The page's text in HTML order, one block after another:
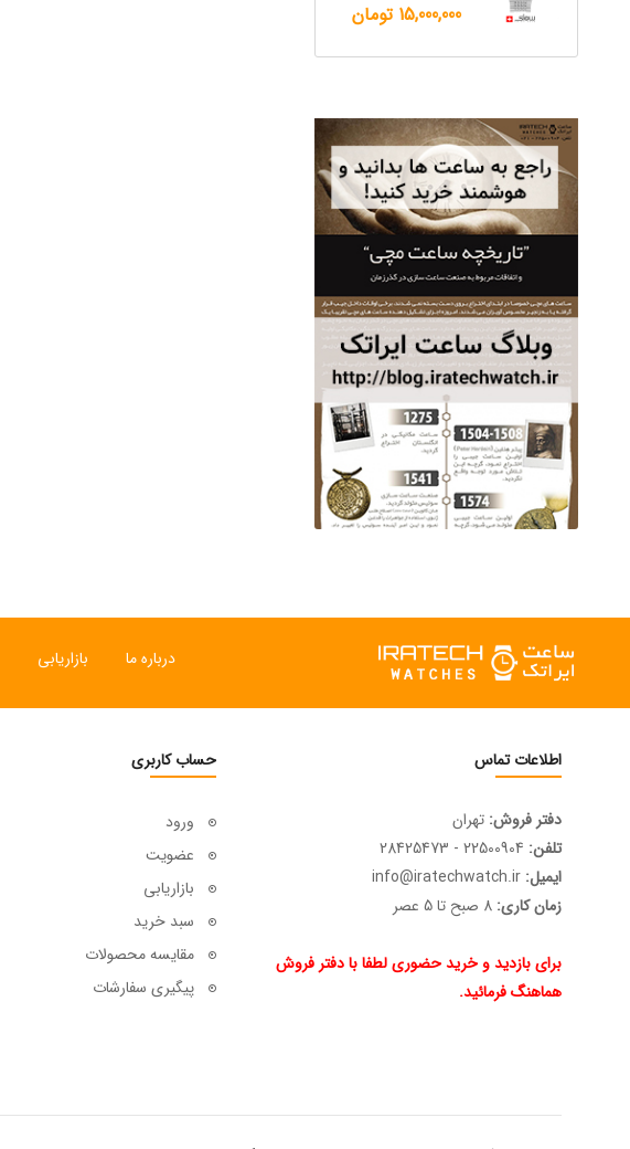
15,000,000 تومان
درباره ما بازاریابی
اطلاعات تماس
دفتر فروش: تهران
تلفن: 22500904 - 28425473
ایمیل: info@iratechwatch.ir
زمان کاری:8 صبح تا 5 عصر
برای بازدید و خرید حضوری لطفا با دفتر فروش
هماهنگ فرمائید.
حساب کاربری
ورود
عضویت
بازاریابی
سبد خرید
مقایسه محصولات
پیگیری سفارشات